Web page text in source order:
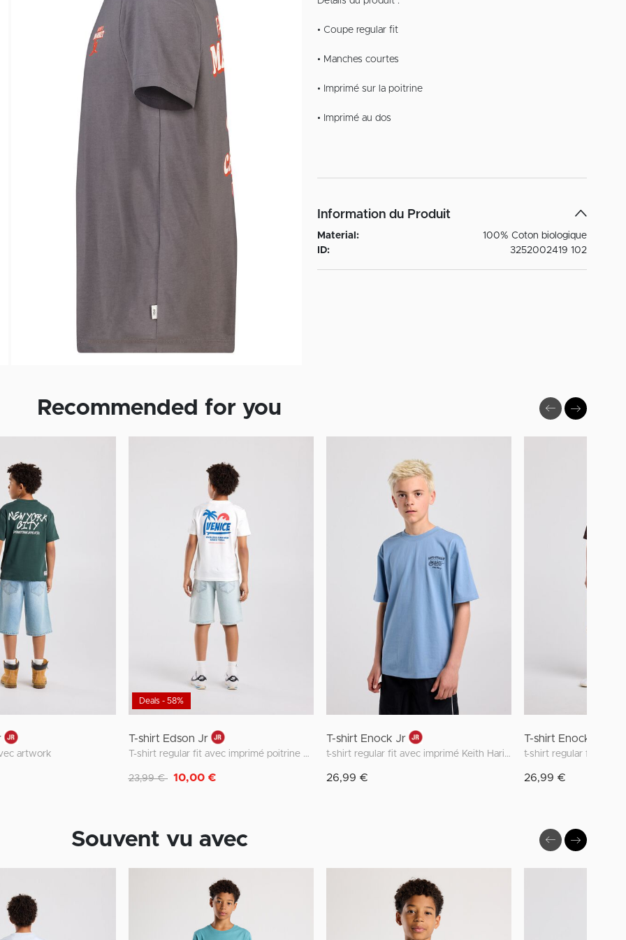
• Coupe regular fit
• Manches courtes
• Imprimé sur la poitrine
• Imprimé au dos
Information du Produit
Material:
100% Coton biologique
ID:
3252002419 102
Recommended for you
artwork
Deals - 58%
T-shirt Edson Jr
T-shirt regular fit avec imprimé poitrine et devant
Remise de
23,99 € 10,00 €
T-shirt Enock Jr
t-shirt regular fit avec imprimé Keith Haring devant et dos
26,99 €
T-shirt Enock Jr
26,99 €
Souvent vu avec